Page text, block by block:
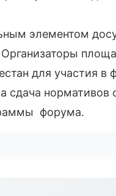
элементом
для участия
сдача нормативов
форума.